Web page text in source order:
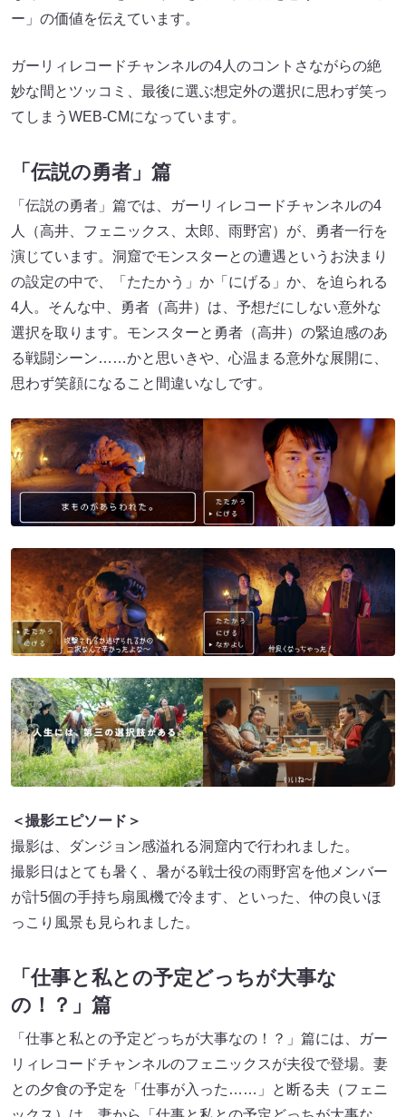
ー」の価値を伝えています。
ガーリィレコードチャンネルの4人のコントさながらの絶
妙な間とツッコミ、最後に選ぶ想定外の選択に思わず笑っ
てしまうWEB-CMになっています。
「伝説の勇者」篇
「伝説の勇者」篇では、ガーリィレコードチャンネルの4
人（高井、フェニックス、太郎、雨野宮）が、勇者一行を
演じています。洞窟でモンスターとの遭遇というお決まり
の設定の中で、「たたかう」か「にげる」か、を迫られる
4人。そんな中、勇者（高井）は、予想だにしない意外な
選択を取ります。モンスターと勇者（高井）の緊迫感のあ
る戦闘シーン……かと思いきや、心温まる意外な展開に、
思わず笑顔になること間違いなしです。
＜撮影エピソード＞
撮影は、ダンジョン感溢れる洞窟内で行われました。
撮影日はとても暑く、暑がる戦士役の雨野宮を他メンバー
が計5個の手持ち扇風機で冷ます、といった、仲の良いほ
っこり風景も見られました。
「仕事と私との予定どっちが大事な
の！？」篇
「仕事と私との予定どっちが大事なの！？」篇には、ガー
リィレコードチャンネルのフェニックスが夫役で登場。妻
との夕食の予定を「仕事が入った……」と断る夫（フェニ